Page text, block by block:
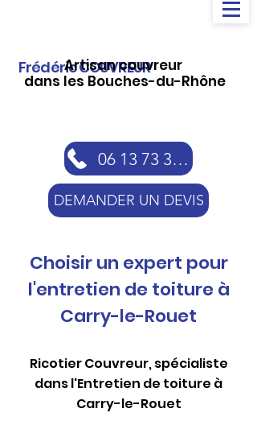
Frédéric COUVREUR
Artisan couvreur
dans les Bouches-du-Rhône
06 13 73 30 46
DEMANDER UN DEVIS
Choisir un expert pour
l'entretien de toiture à
Carry-le-Rouet
Ricotier Couvreur, spécialiste
dans l'Entretien de toiture à
Carry-le-Rouet